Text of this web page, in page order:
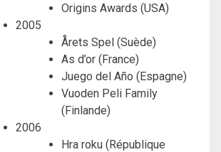
Origins Awards (USA)
2005
Årets Spel (Suède)
As d’or (France)
Juego del Año (Espagne)
Vuoden Peli Family
(Finlande)
2006
Hra roku (République